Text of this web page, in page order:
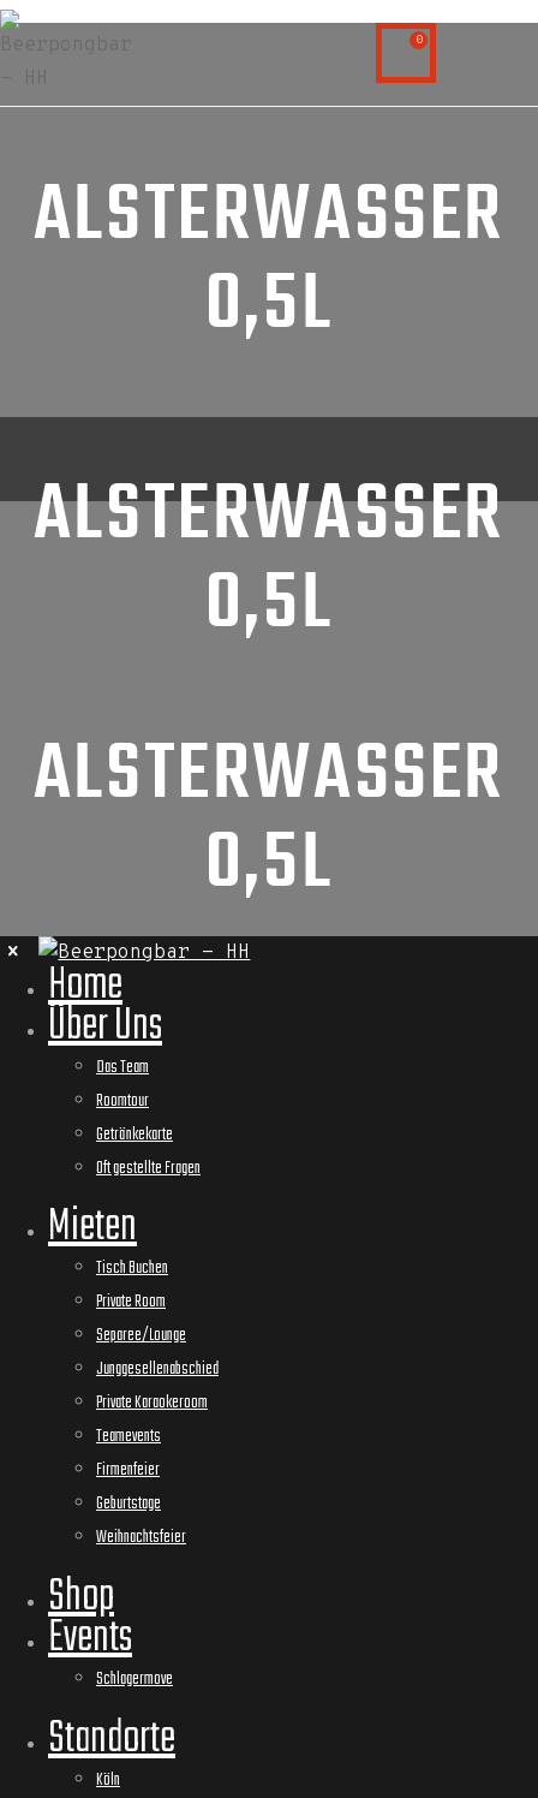
0
ALSTERWASSER
0,5L
ALSTERWASSER
0,5L
ALSTERWASSER
0,5L
Home
Über Uns
Das Team
Roomtour
Getränkekarte
Oft gestellte Fragen
Mieten
Tisch Buchen
Private Room
Separee/Lounge
Junggesellenabschied
Private Karaokeroom
Teamevents
Firmenfeier
Geburtstage
Weihnachtsfeier
Shop
Events
Schlagermove
Standorte
Köln